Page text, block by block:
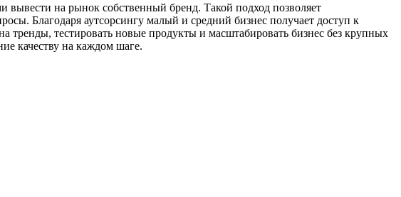
на рынок собственный бренд. Такой подход позволяет
Благодаря аутсорсингу малый и средний бизнес получает доступ к
тренды, тестировать новые продукты и масштабировать бизнес без крупных
качеству на каждом шаге.